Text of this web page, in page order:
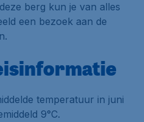
berg kun je van alles
een bezoek aan de
temperatuur in juni
9°C.